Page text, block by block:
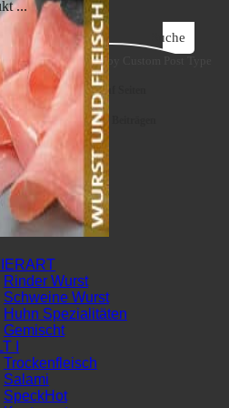
Suche
Filter by Custom Post Type
Suche auf Seiten
Suche in Beiträgen
Rinder Wurst
Schweine Wurst
Huhn Spezialitäten
Gemischt
I
Trockenfleisch
Salami
Speck